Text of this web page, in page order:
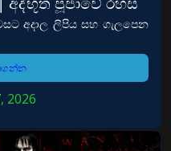
අදාල ලිපිය සහ ගැලපෙන
2026